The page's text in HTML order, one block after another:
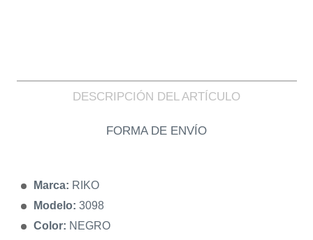
DESCRIPCIÓN DEL ARTÍCULO
FORMA DE ENVÍO
Marca: RIKO
Modelo: 3098
Color: NEGRO